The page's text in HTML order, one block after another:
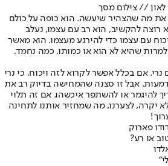
לאון // צילום מסך
את מה שהצהיר שיעשה. הוא כופה על כולם
להקשיב, הוא רב עם עצמו, נעלב
עם עצמו כדי להירגע מעצמו. הוא מאשר
למרות שהיא לא הוא או כמותו, כמה נחמד,
נרי. אם בכלל אפשר לקרוא לזה ויכוח, כי נרי
אבל זו סצנה שהמחישה בדיוק רב את
להיגמר או להשתפר איכשהו. אם זה תלוי
יקרה, לצערנו, מה שמחזיר אותנו לתחינה
פארוק
או רע?